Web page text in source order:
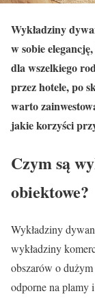
Wykładziny
w sobie
dla wszelkiego
przez hotele, po
warto
jakie korzyści
Czym są
obiektowe?
Wykładziny
wykładziny
obszarów o
odporne na plamy